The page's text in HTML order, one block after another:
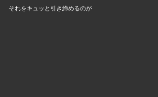
それをキュッと引き締めるのが